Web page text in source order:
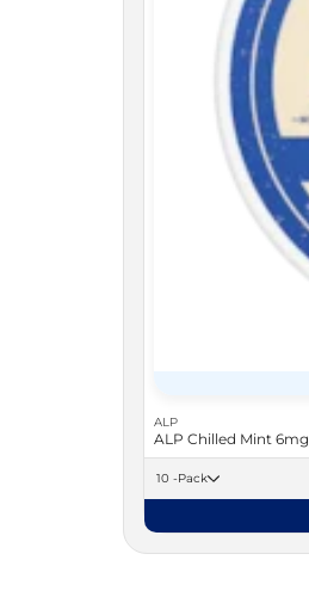
ALP
ALP Chilled Mint 6mg
10 -Pack